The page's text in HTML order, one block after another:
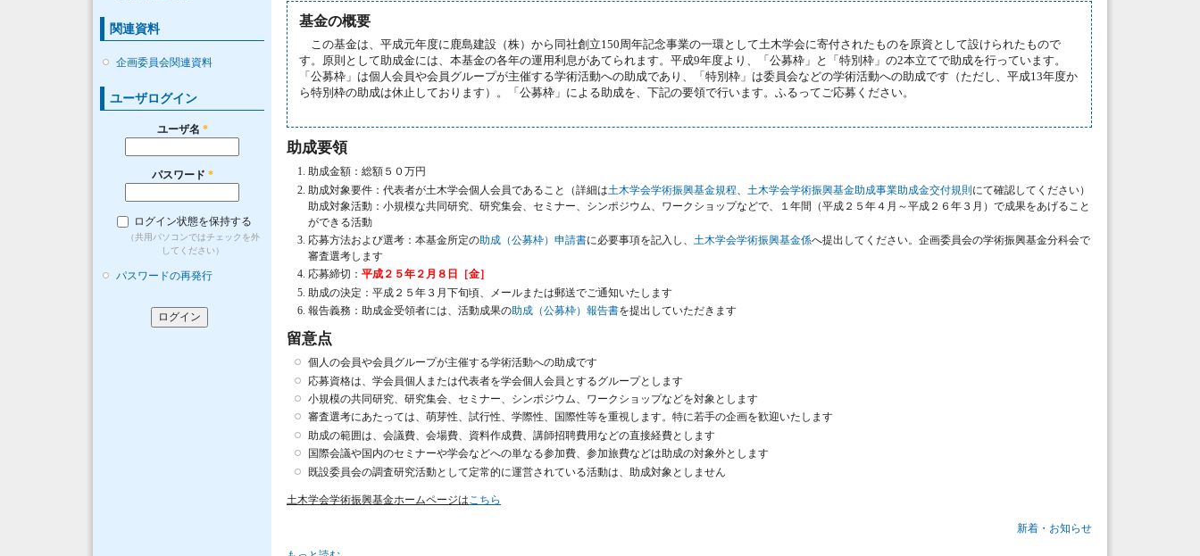
関連資料
企画委員会関連資料
ユーザログイン
ユーザ名 *
パスワード *
ログイン状態を保持する
（共用パソコンではチェックを外
してください）
パスワードの再発行
基金の概要
この基金は、平成元年度に鹿島建設（株）から同社創立150周年記念事業の一環として土木学会に寄付されたものを原資として設けられたもので
す。原則として助成金には、本基金の各年の運用利息があてられます。平成9年度より、「公募枠」と「特別枠」の2本立てで助成を行っています。
「公募枠」は個人会員や会員グループが主催する学術活動への助成であり、「特別枠」は委員会などの学術活動への助成です（ただし、平成13年度か
ら特別枠の助成は休止しております）。「公募枠」による助成を、下記の要領で行います。ふるってご応募ください。
助成要領
助成金額：総額５０万円
助成対象要件：代表者が土木学会個人会員であること（詳細は土木学会学術振興基金規程 土木学会学術振興基金助成事業助成金交付規則にて確認してください）
助成対象活動：小規模な共同研究、研究集会、セミナー、シンポジウム、ワークショップなどで、１年間（平成２５年４月～平成２６年３月）で成果をあげること
ができる活動
応募方法および選考：本基金所定の助成（公募枠）申請書に必要事項を記入し、土木学会学術振興基金係へ提出してください。企画委員会の学術振興基金分科会で
審査選考します
応募締切：平成２５年２月８日［金］
助成の決定：平成２５年３月下旬頃、メールまたは郵送でご通知いたします
報告義務：助成金受領者には、活動成果の助成（公募枠）報告書を提出していただきます
留意点
個人の会員や会員グループが主催する学術活動への助成です
応募資格は、学会員個人または代表者を学会個人会員とするグループとします
小規模の共同研究、研究集会、セミナー、シンポジウム、ワークショップなどを対象とします
審査選考にあたっては、萌芽性、試行性、学際性、国際性等を重視します。特に若手の企画を歓迎いたします
助成の範囲は、会議費、会場費、資料作成費、講師招聘費用などの直接経費とします
国際会議や国内のセミナーや学会などへの単なる参加費、参加旅費などは助成の対象外とします
既設委員会の調査研究活動として定常的に運営されている活動は、助成対象としません
土木学会学術振興基金ホームページはこちら
新着・お知らせ